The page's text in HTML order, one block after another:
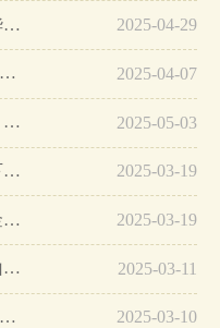
中华金中支好抽吗味道咋样 中华金中支口感特点介绍… 2025-04-29
南京金陵十二钗香烟生产日期怎么看 南京金陵十二钗香烟保质期… 2025-04-07
贵烟国酒香30爆珠里面是什么酒 贵烟国酒香30怎么辨别真假… 2025-05-03
和天下烟生产日期怎么看 和天下烟真假辨别方法六个方面… 2025-03-19
中华金中支如何辨别真伪 中华金中支真假烟鉴别方法… 2025-03-19
红塔山软新为什么不出了 红塔山软新烟停售原因详解… 2025-03-11
黄鹤楼硬奇景真假的辨别方法最简单版… 2025-03-10